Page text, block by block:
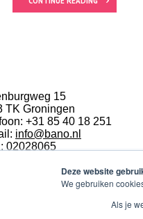
Deze website
We gebruiken
Als je
15
TK Groningen
+31 85 40 18 251
info@bano.nl
02028065
9001:2015 & VCA*